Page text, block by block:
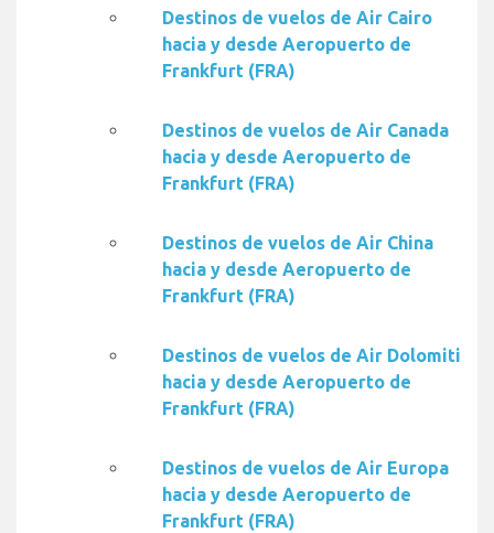
Destinos de vuelos de Air Cairo
hacia y desde Aeropuerto de
Frankfurt (FRA)
Destinos de vuelos de Air Canada
hacia y desde Aeropuerto de
Frankfurt (FRA)
Destinos de vuelos de Air China
hacia y desde Aeropuerto de
Frankfurt (FRA)
Destinos de vuelos de Air Dolomiti
hacia y desde Aeropuerto de
Frankfurt (FRA)
Destinos de vuelos de Air Europa
hacia y desde Aeropuerto de
Frankfurt (FRA)